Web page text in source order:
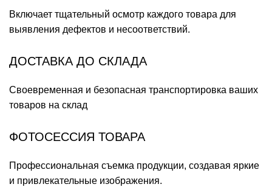
Включает тщательный осмотр каждого товара для
выявления дефектов и несоответствий.
ДОСТАВКА ДО СКЛАДА
Своевременная и безопасная транспортировка ваших
товаров на склад
ФОТОСЕССИЯ ТОВАРА
Профессиональная съемка продукции, создавая яркие
и привлекательные изображения.